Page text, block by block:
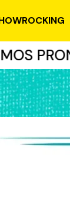
PRONTO